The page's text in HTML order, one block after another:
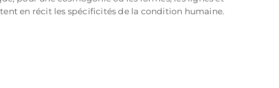
en récit les spécificités de la condition humaine.